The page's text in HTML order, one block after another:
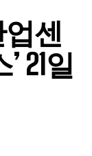
센
21일